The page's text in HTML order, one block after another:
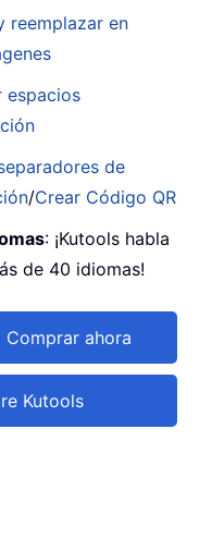
reemplazar en
espacios
de
/Crear Código QR
: ¡Kutools habla
de 40 idiomas!
Comprar ahora
Kutools